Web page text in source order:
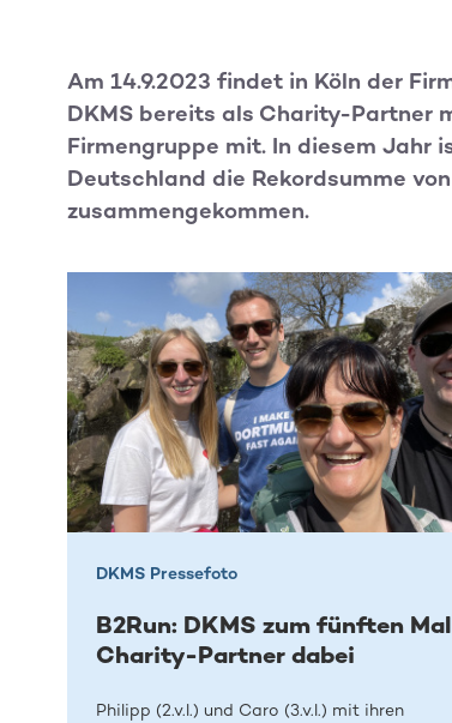
Am 14.9.2023 findet in Köln der
DKMS bereits als Charity-Partner
Firmengruppe mit. In diesem Jahr
Deutschland die Rekordsumme
zusammengekommen.
DKMS Pressefoto
B2Run: DKMS zum fünften
Charity-Partner dabei
Philipp (2.v.l.) und Caro (3.v.l.) mit ihren